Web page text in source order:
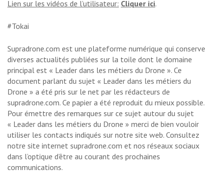
Lien sur les vidéos de l’utilisateur: Cliquer ici.
#Tokai
Supradrone.com est une plateforme numérique qui conserve
diverses actualités publiées sur la toile dont le domaine
principal est « Leader dans les métiers du Drone ». Ce
document parlant du sujet « Leader dans les métiers du
Drone » a été pris sur le net par les rédacteurs de
supradrone.com. Ce papier a été reproduit du mieux possible.
Pour émettre des remarques sur ce sujet autour du sujet
« Leader dans les métiers du Drone » merci de bien vouloir
utiliser les contacts indiqués sur notre site web. Consultez
notre site internet supradrone.com et nos réseaux sociaux
dans l’optique d’être au courant des prochaines
communications.